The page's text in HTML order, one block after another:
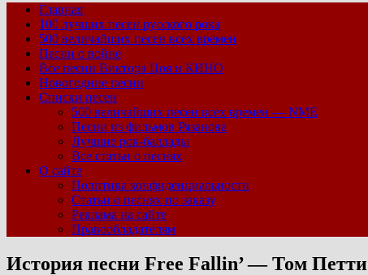
Главная
100 лучших песен русского рока
500 величайших песен всех времен
Песни о войне
Все песни Виктора Цоя и КИНО
Новогодние песни
Списки песен
500 величайших песен всех времен — NME
Песни из фильмов Рязанова
Лучшие рок-баллады
Все статьи о песнях
О сайте
Политика конфиденциальности
Статьи о песнях по заказу
Реклама на сайте
Правообладателям
История песни Free Fallin’ — Том Петти